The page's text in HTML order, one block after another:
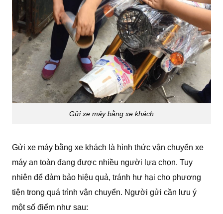
Gửi xe máy bằng xe khách
Gửi xe máy bằng xe khách là hình thức vận chuyển xe
máy an toàn đang được nhiều người lựa chọn. Tuy
nhiên để đảm bảo hiệu quả, tránh hư hại cho phương
tiện trong quá trình vận chuyển. Người gửi cần lưu ý
một số điểm như sau: